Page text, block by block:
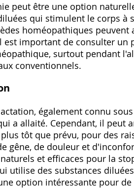
peut être une option
qui stimulent le corps
homéopathiques
est important de consulter
surtout pendant
conventionnels.
également connu
a allaité. Cependant‚ il
tôt que prévu‚ pour des
gêne‚ de douleur et
et efficaces pour la
utilise des substances
option intéressante pour